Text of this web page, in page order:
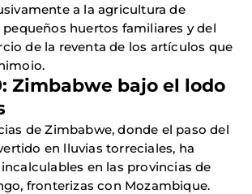
a la agricultura de
huertos familiares y del
de la reventa de los artículos que
Zimbabwe bajo el lodo
de Zimbabwe, donde el paso del
en lluvias torreciales, ha
en las provincias de
fronterizas con Mozambique.